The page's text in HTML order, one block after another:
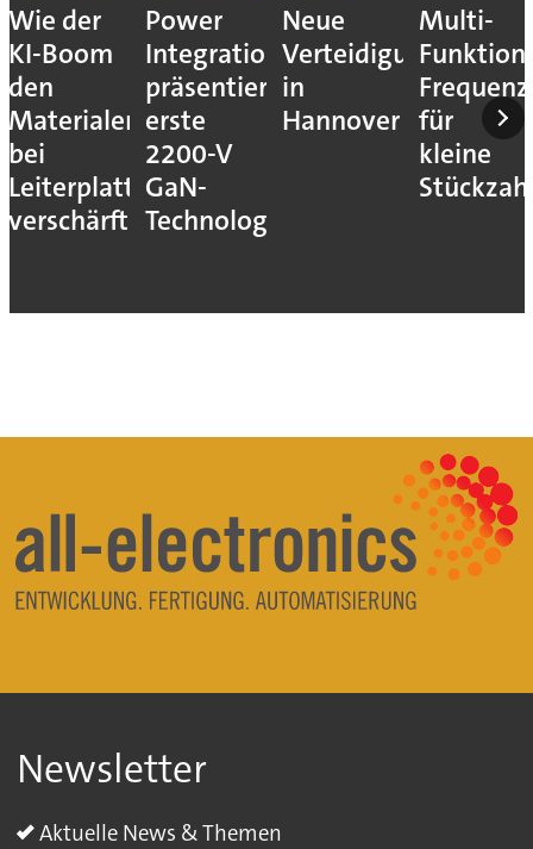
Wie der
KI-Boom
den
Materialengpass
bei
Leiterplatten
verschärft
Power
Integrations
präsentiert
erste
2200-V
GaN-
Technologie
Neue
Verteidigungsmesse
in
Hannover
Multi-
für
kleine
Newsletter
Aktuelle News & Themen